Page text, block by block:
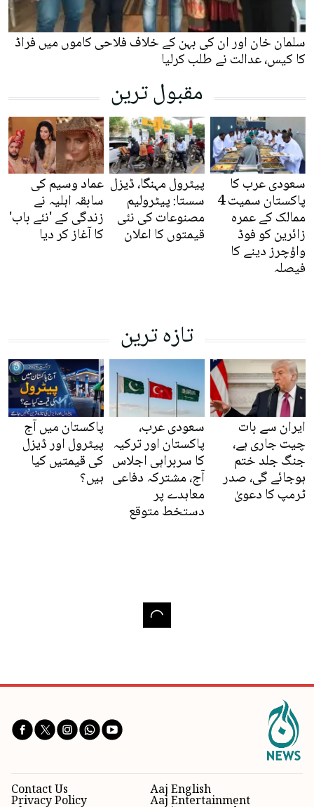
سلمان خان اور ان کی بہن کے خلاف فلاحی کاموں میں فراڈ
کا کیس، عدالت نے طلب کرلیا
مقبول ترین
سعودی عرب کا
پاکستان سمیت 4
ممالک کے عمرہ
زائرین کو فوڈ
واؤچرز دینے کا
فیصلہ
پیٹرول مہنگا، ڈیزل
سستا: پیٹرولیم
مصنوعات کی نئی
قیمتوں کا اعلان
عماد وسیم کی
سابقہ اہلیہ نے
زندگی کے 'نئے باب'
کا آغاز کر دیا
تازہ ترین
ایران سے بات
چیت جاری ہے،
جنگ جلد ختم
ہوجائے گی، صدر
ٹرمپ کا دعویٰ
سعودی عرب،
پاکستان اور ترکیہ
کا سربراہی اجلاس
آج، مشترکہ دفاعی
معاہدے پر
دستخط متوقع
پاکستان میں آج
پیٹرول اور ڈیزل
کی قیمتیں کیا
ہیں؟
Aaj English
Aaj Entertainment
Contact Us
Privacy Policy